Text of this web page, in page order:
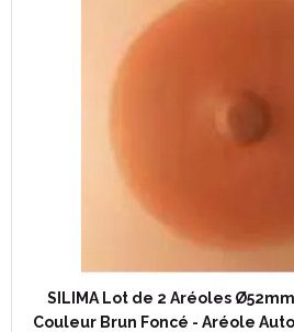
SILIMA Lot de 2 Aréoles
Couleur Brun Foncé - Aréole